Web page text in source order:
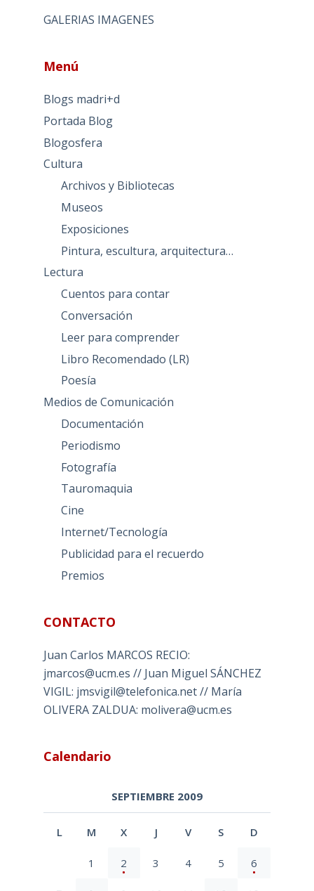
GALERIAS IMAGENES
Menú
Blogs madri+d
Portada Blog
Blogosfera
Cultura
Archivos y Bibliotecas
Museos
Exposiciones
Pintura, escultura, arquitectura…
Lectura
Cuentos para contar
Conversación
Leer para comprender
Libro Recomendado (LR)
Poesía
Medios de Comunicación
Documentación
Periodismo
Fotografía
Tauromaquia
Cine
Internet/Tecnología
Publicidad para el recuerdo
Premios
CONTACTO
Juan Carlos MARCOS RECIO:
jmarcos@ucm.es // Juan Miguel SÁNCHEZ
VIGIL: jmsvigil@telefonica.net // María
OLIVERA ZALDUA: molivera@ucm.es
Calendario
SEPTIEMBRE 2009
L M X J V S D
1 2 3 4 5 6